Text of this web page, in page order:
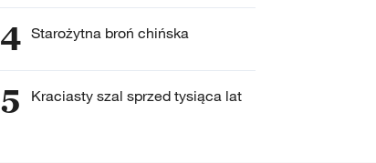
4 Starożytna broń chińska
5 Kraciasty szal sprzed tysiąca lat